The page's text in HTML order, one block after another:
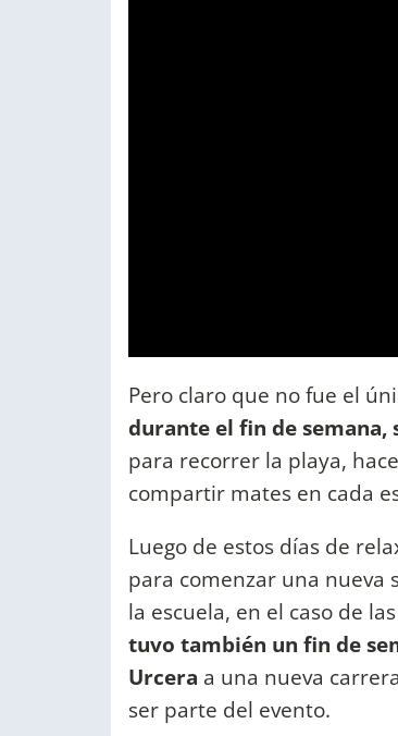
Pero claro que no fue el
durante el fin de semana,
para recorrer la playa,
compartir mates en cada
Luego de estos días de
para comenzar una nueva
la escuela, en el caso de
tuvo también un fin de
Urcera a una nueva
ser parte del evento.